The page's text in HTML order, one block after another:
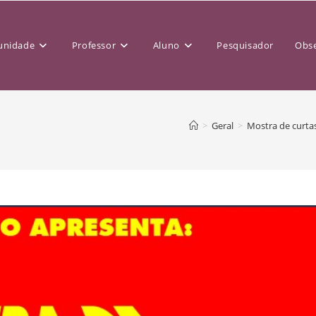
Professor Aluno Pesquisador
> Geral > Mostra de